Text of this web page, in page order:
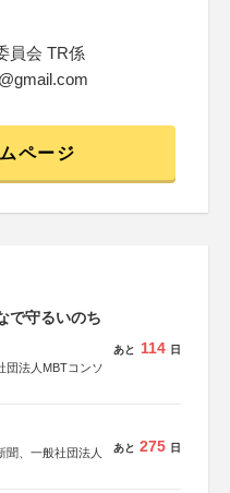
員会 TR係
ページ
で守るいのち
団法人MBTコンソ
あと 114 日
聞、一般社団法人
あと 275 日